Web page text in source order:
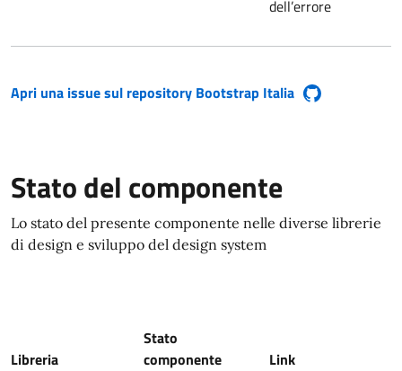
dell’errore
Apri una issue sul repository Bootstrap Italia
(si apre in una nuova finestra)
Stato del componente
Lo stato del presente componente nelle diverse librerie
di design e sviluppo del design system
Libreria
Stato
componente
Link